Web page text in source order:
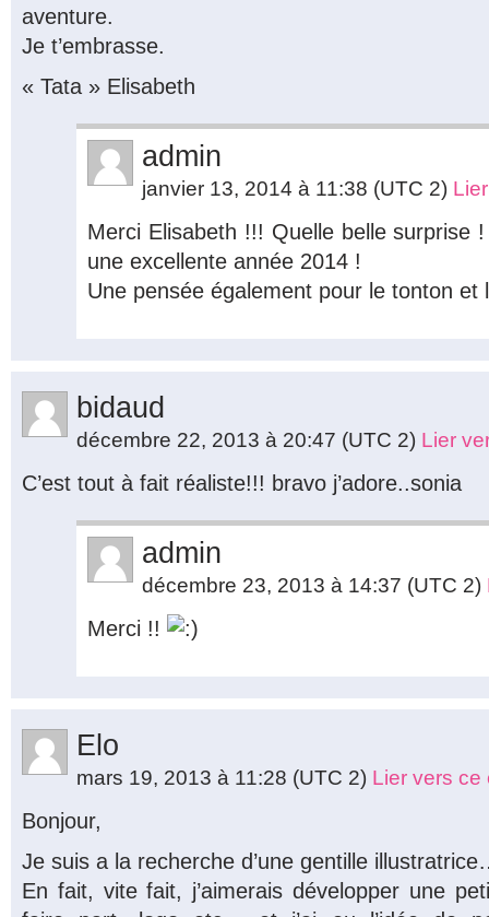
aventure.
Je t’embrasse.
« Tata » Elisabeth
admin
janvier 13, 2014 à 11:38 (UTC 2)
Merci Elisabeth !!! Quelle belle surprise
une excellente année 2014 !
Une pensée également pour le tonton
bidaud
décembre 22, 2013 à 20:47 (UTC 2) Lier
C’est tout à fait réaliste!!! bravo j’adore..sonia
admin
décembre 23, 2013 à 14:37 (UTC 2)
Merci !!
Elo
mars 19, 2013 à 11:28 (UTC 2) Lier vers ce
Bonjour,
Je suis a la recherche d’une gentille
En fait, vite fait, j’aimerais développer une